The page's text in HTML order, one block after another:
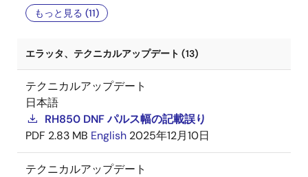
もっと見る (11)
エラッタ、テクニカルアップデート (13)
テクニカルアップデート
日本語
RH850 DNF パルス幅の記載誤り
PDF 2.83 MB English 2025年12月10日
テクニカルアップデート